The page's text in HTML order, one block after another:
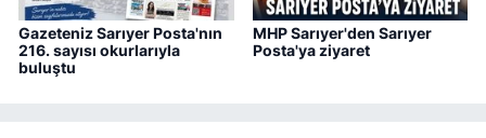
Gazeteniz Sarıyer Posta'nın
216. sayısı okurlarıyla
buluştu
MHP Sarıyer'den Sarıyer
Posta'ya ziyaret